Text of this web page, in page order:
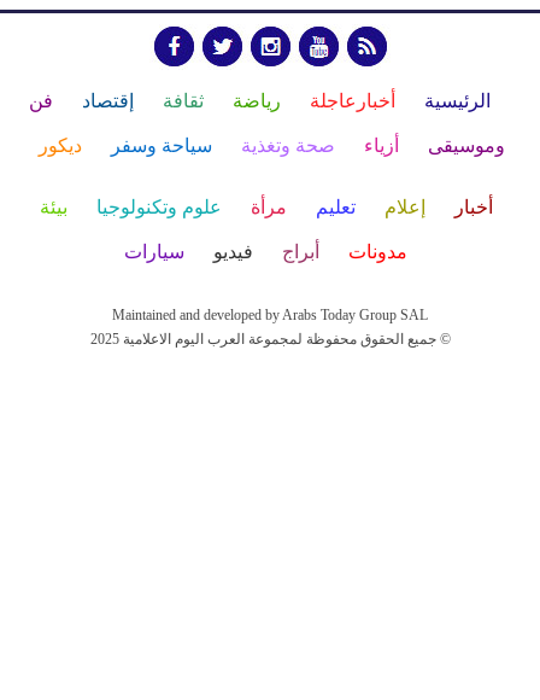
الرئيسية أخبارعاجلة رياضة ثقافة إقتصاد فن
وموسيقى أزياء صحة وتغذية سياحة وسفر ديكور
أخبار إعلام تعليم مرأة علوم وتكنولوجيا بيئة
مدونات أبراج فيديو سيارات
Maintained and developed by Arabs Today Group SAL
جميع الحقوق محفوظة لمجموعة العرب اليوم الاعلامية 2025 ©